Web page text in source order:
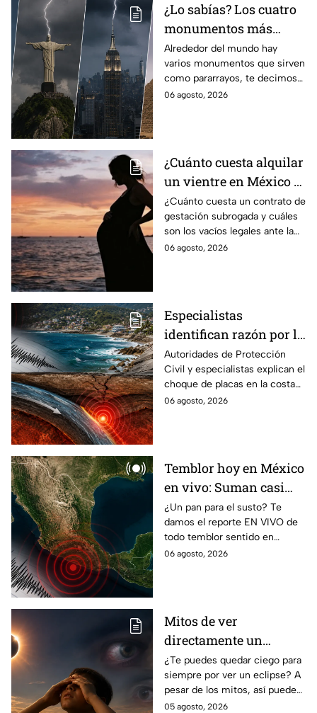
¿Lo sabías? Los cuatro
monumentos más
famosos del mundo que
también funcionan
como pararrayos
Alrededor del mundo hay
varios monumentos que sirven
como pararrayos, te decimos
los cuatro más icónicos y
06 agosto, 2026
¿Cuánto cuesta alquilar
un vientre en México y
en qué estados se
permite la gestación
subrogada?
¿Cuánto cuesta un contrato de
gestación subrogada y cuáles
son los vacíos legales ante la
falta de una ley federal que
06 agosto, 2026
Especialistas
identifican razón por la
que tiembla tanto en
Guerrero
Autoridades de Protección
Civil y especialistas explican el
choque de placas en la costa
de Guerrero; ¿cuál es el sismo
06 agosto, 2026
Temblor hoy en México
en vivo: Suman casi
mil 500 réplicas del
sismo ocurrido en
Chiapas
¿Un pan para el susto? Te
damos el reporte EN VIVO de
todo temblor sentido en
México con epicentro,
06 agosto, 2026
Mitos de ver
directamente un
eclipse parcial: así
puedes observarlo de
forma segura
¿Te puedes quedar ciego para
siempre por ver un eclipse? A
pesar de los mitos, así puedes
observar un eclipse parcial y
05 agosto, 2026